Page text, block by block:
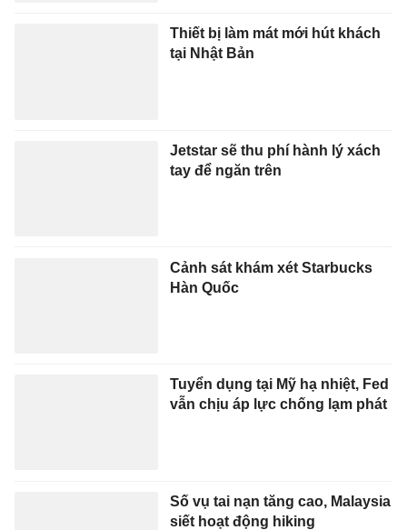
Thiết bị làm mát mới hút khách
tại Nhật Bản
Jetstar sẽ thu phí hành lý xách
tay để ngăn trên
Cảnh sát khám xét Starbucks
Hàn Quốc
Tuyển dụng tại Mỹ hạ nhiệt, Fed
vẫn chịu áp lực chống lạm phát
Số vụ tai nạn tăng cao, Malaysia
siết hoạt động hiking